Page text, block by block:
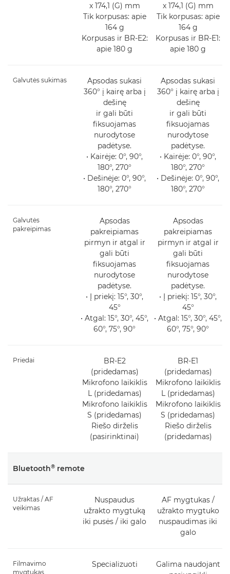
x 174,1 (G) mm
Tik korpusas: apie
164 g
Korpusas ir BR-E2:
apie 180 g
x 174,1 (G) mm
Tik korpusas: apie
164 g
Korpusas ir BR-E1:
apie 180 g
Galvutės sukimas
Apsodas sukasi
360° į kairę arba į
dešinę
ir gali būti
fiksuojamas
nurodytose
padėtyse.
• Kairėje: 0°, 90°,
180°, 270°
• Dešinėje: 0°, 90°,
180°, 270°
Apsodas sukasi
360° į kairę arba į
dešinę
ir gali būti
fiksuojamas
nurodytose
padėtyse.
• Kairėje: 0°, 90°,
180°, 270°
• Dešinėje: 0°, 90°,
180°, 270°
Galvutės
pakreipimas
Apsodas
pakreipiamas
pirmyn ir atgal ir
gali būti
fiksuojamas
nurodytose
padėtyse.
• Į priekį: 15°, 30°,
45°
• Atgal: 15°, 30°, 45°,
60°, 75°, 90°
Apsodas
pakreipiamas
pirmyn ir atgal ir
gali būti
fiksuojamas
nurodytose
padėtyse.
• Į priekį: 15°, 30°,
45°
• Atgal: 15°, 30°, 45°,
60°, 75°, 90°
Priedai
BR-E2
(pridedamas)
Mikrofono laikiklis
L (pridedamas)
Mikrofono laikiklis
S (pridedamas)
Riešo dirželis
(pasirinktinai)
BR-E1
(pridedamas)
Mikrofono laikiklis
L (pridedamas)
Mikrofono laikiklis
S (pridedamas)
Riešo dirželis
(pridedamas)
Bluetooth® remote
Užraktas / AF
veikimas
Nuspaudus
užrakto mygtuką
iki pusės / iki galo
AF mygtukas /
užrakto mygtuko
nuspaudimas iki
galo
Filmavimo
mygtukas
Specializuoti
Galima naudojant